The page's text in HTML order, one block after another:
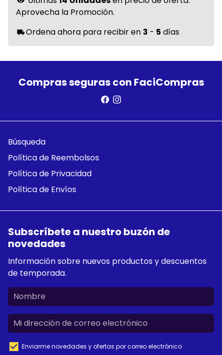
Aprovecha la Promoción.
local_shippingOrdena ahora para recibir en 3 - 5 días
Compras seguras con FaciCompras
Búsqueda
Política de Reembolsos
Política de Privacidad
Política de Envíos
Subscríbete a nuestro buzón de
novedades
Información sobre nuevos productos y descuentos
de temporada.
Enviarme novedades y ofertas por correo electrónico